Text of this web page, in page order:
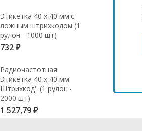
Этикетка 40 х 40 мм с
ложным штрихкодом (1
рулон - 1000 шт)
732 ₽
Радиочастотная
Этикетка 40 х 40 мм
Штрихкод" (1 рулон -
2000 шт)
1 527,79 ₽